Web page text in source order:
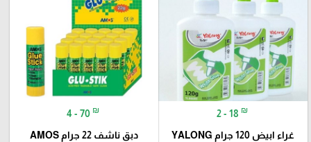
2 - 18 ₪
غراء ابيض 120 جرام YALONG
4 - 70 ₪
دبق ناشف 22 جرام AMOS